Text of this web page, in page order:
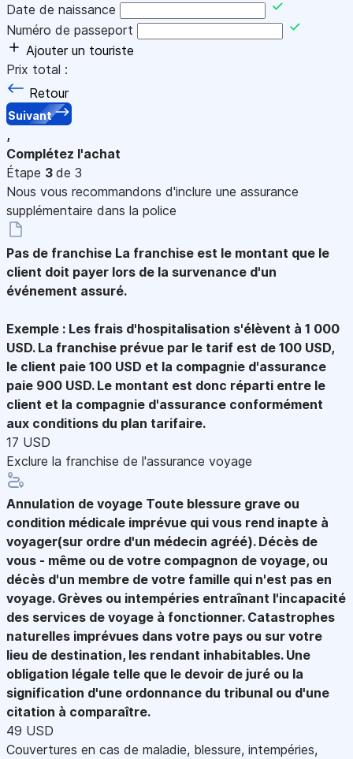
Date de naissance
Numéro de passeport
Ajouter un touriste
Prix total :
Retour
Suivant
,
Complétez l'achat
Étape 3 de 3
Nous vous recommandons d'inclure une assurance
supplémentaire dans la police
Pas de franchise La franchise est le montant que le
client doit payer lors de la survenance d'un
événement assuré.
Exemple : Les frais d'hospitalisation s'élèvent à 1 000
USD. La franchise prévue par le tarif est de 100 USD,
le client paie 100 USD et la compagnie d'assurance
paie 900 USD. Le montant est donc réparti entre le
client et la compagnie d'assurance conformément
aux conditions du plan tarifaire.
17 USD
Exclure la franchise de l'assurance voyage
Annulation de voyage Toute blessure grave ou
condition médicale imprévue qui vous rend inapte à
voyager(sur ordre d'un médecin agréé). Décès de
vous - même ou de votre compagnon de voyage, ou
décès d'un membre de votre famille qui n'est pas en
voyage. Grèves ou intempéries entraînant l'incapacité
des services de voyage à fonctionner. Catastrophes
naturelles imprévues dans votre pays ou sur votre
lieu de destination, les rendant inhabitables. Une
obligation légale telle que le devoir de juré ou la
signification d'une ordonnance du tribunal ou d'une
citation à comparaître.
49 USD
Couvertures en cas de maladie, blessure, intempéries,